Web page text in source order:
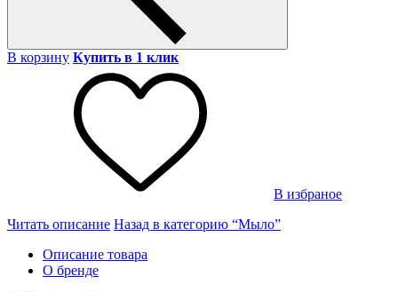
В корзину Купить в 1 клик
В избраное
Читать описание Назад в категорию “Мыло”
Описание товара
О бренде